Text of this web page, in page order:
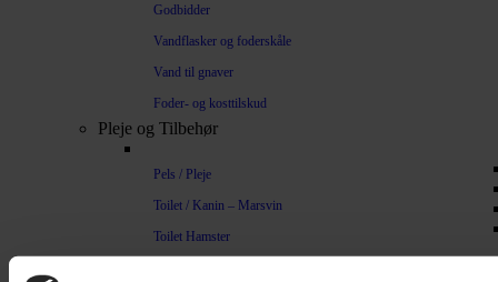
Godbidder
Vandflasker og foderskåle
Vand til gnaver
Foder- og kosttilskud
Pleje og Tilbehør
Pels / Pleje
Toilet / Kanin – Marsvin
Toilet Hamster